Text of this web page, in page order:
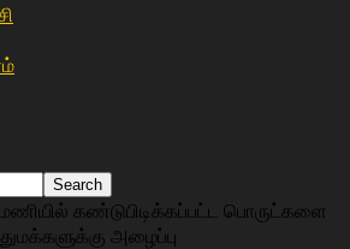
கண்டுபிடிக்கப்பட்ட பொருட்களை
அழைப்பு